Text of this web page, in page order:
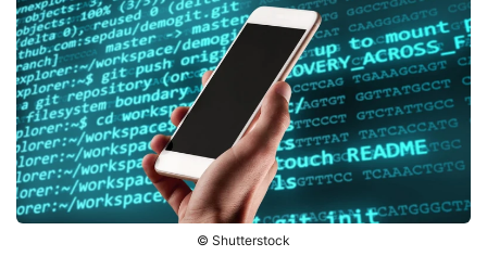
© Shutterstock